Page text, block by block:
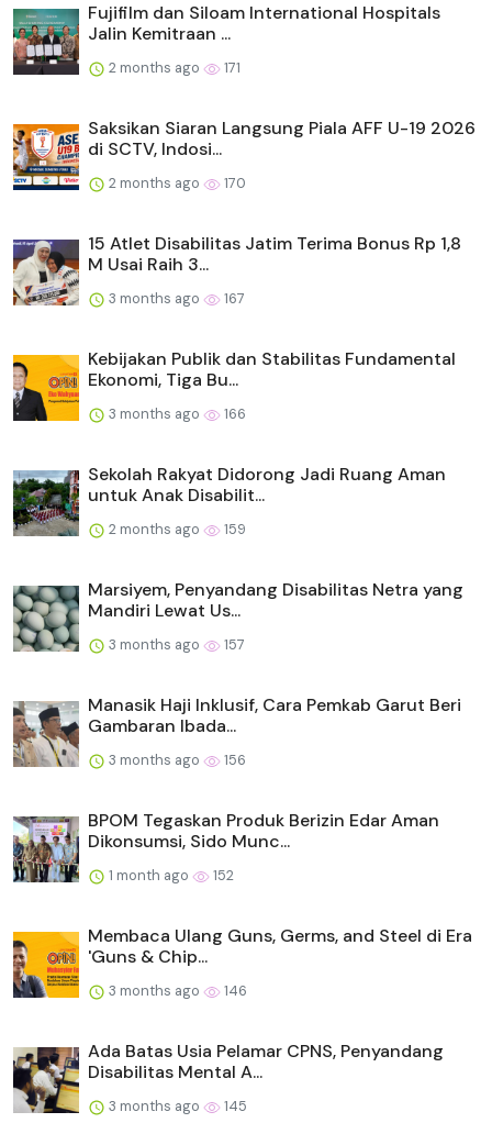
Fujifilm dan Siloam International Hospitals
Jalin Kemitraan ...
2 months ago 171
Saksikan Siaran Langsung Piala AFF U-19 2026
di SCTV, Indosi...
2 months ago 170
15 Atlet Disabilitas Jatim Terima Bonus Rp 1,8
M Usai Raih 3...
3 months ago 167
Kebijakan Publik dan Stabilitas Fundamental
Ekonomi, Tiga Bu...
3 months ago 166
Sekolah Rakyat Didorong Jadi Ruang Aman
untuk Anak Disabilit...
2 months ago 159
Marsiyem, Penyandang Disabilitas Netra yang
Mandiri Lewat Us...
3 months ago 157
Manasik Haji Inklusif, Cara Pemkab Garut Beri
Gambaran Ibada...
3 months ago 156
BPOM Tegaskan Produk Berizin Edar Aman
Dikonsumsi, Sido Munc...
1 month ago 152
Membaca Ulang Guns, Germs, and Steel di Era
'Guns & Chip...
3 months ago 146
Ada Batas Usia Pelamar CPNS, Penyandang
Disabilitas Mental A...
3 months ago 145